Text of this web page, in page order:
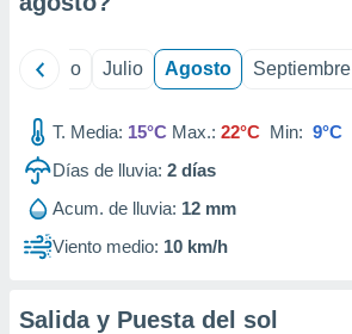
mediante
publicidad
publicidad
Junio Julio Agosto Septiembre
T. Media: 15°C Max.: 22°C Min: 9°C
Días de lluvia: 2 días
Acum. de lluvia: 12 mm
Viento medio: 10 km/h
Salida y Puesta del sol